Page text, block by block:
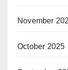
November
October 2025